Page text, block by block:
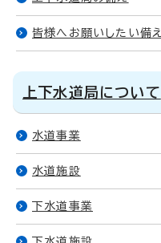
皆様へお願いしたい備え
上下水道局について
水道事業
水道施設
下水道事業